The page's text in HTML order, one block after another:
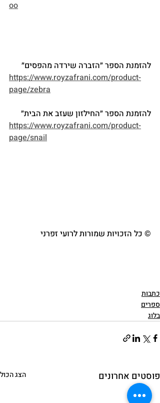
oo
להזמנת הספר ״הזברה שירדה מהפסים״
https://www.royzafrani.com/product-
page/zebra
להזמנת הספר ״החילזון שעזב את הבית״
https://www.royzafrani.com/product-
page/snail
© כל הזכויות שמורות לרועי זפרני
כתבות
ספרים
בלוג
פוסטים אחרונים הצג הכול